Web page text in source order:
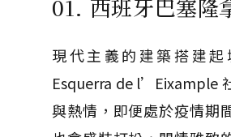
01. 西班牙巴塞隆
現代主義的建築搭建起
Esquerra de l’Eixample
與熱情，即便處於疫情期